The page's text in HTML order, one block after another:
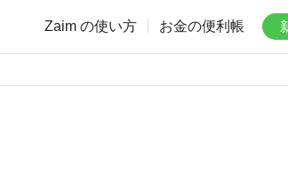
Zaim の使い方 お金の便利帳